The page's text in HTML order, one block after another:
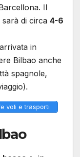
Il
sarà di circa 4-6
in
Bilbao anche
spagnole,
voli e trasporti